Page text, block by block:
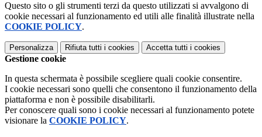
Questo sito o gli strumenti terzi da questo utilizzati si avvalgono di
cookie necessari al funzionamento ed utili alle finalità illustrate nella
COOKIE POLICY.
Personalizza Rifiuta tutti i cookies Accetta tutti i cookies
Gestione cookie
In questa schermata è possibile scegliere quali cookie consentire.
I cookie necessari sono quelli che consentono il funzionamento della
piattaforma e non è possibile disabilitarli.
Per conoscere quali sono i cookie necessari al funzionamento potete
visionare la COOKIE POLICY.